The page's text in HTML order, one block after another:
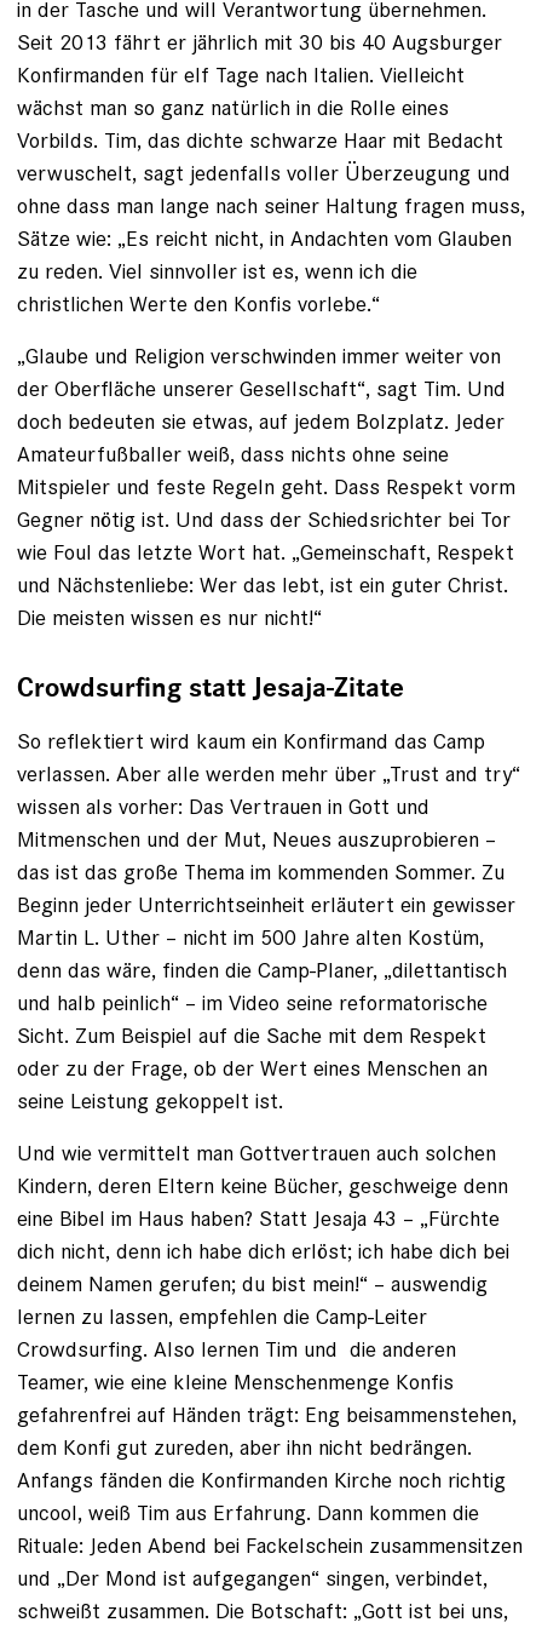
in der Tasche und will Verantwortung übernehmen.
Seit 2013 fährt er jährlich mit 30 bis 40 Augsburger
Konfirmanden für elf Tage nach Italien. Vielleicht
wächst man so ganz natürlich in die Rolle eines
Vorbilds. Tim, das dichte schwarze Haar mit Bedacht
verwuschelt, sagt jedenfalls voller Überzeugung und
ohne dass man lange nach seiner Haltung fragen muss,
Sätze wie: „Es reicht nicht, in Andachten vom Glauben
zu reden. Viel sinnvoller ist es, wenn ich die
christlichen Werte den Konfis vorlebe.“
„Glaube und Religion verschwinden immer weiter von
der Oberfläche unserer Gesellschaft“, sagt Tim. Und
doch bedeuten sie etwas, auf jedem Bolzplatz. Jeder
Amateurfußballer weiß, dass nichts ohne seine
Mitspieler und feste Regeln geht. Dass Respekt vorm
Gegner nötig ist. Und dass der Schiedsrichter bei Tor
wie Foul das letzte Wort hat. „Gemeinschaft, Respekt
und Nächstenliebe: Wer das lebt, ist ein guter Christ.
Die meisten wissen es nur nicht!“
Crowdsurfing statt Jesaja-Zitate
So reflektiert wird kaum ein Konfirmand das Camp
verlassen. Aber alle werden mehr über „Trust and try“
wissen als vorher: Das Vertrauen in Gott und
Mitmenschen und der Mut, Neues aus­zuprobieren –
das ist das große Thema im kommenden Sommer. Zu
Beginn jeder Unterrichtseinheit erläutert ein gewisser
Martin L. Uther – nicht im 500 Jahre alten Kostüm,
denn das wäre, finden die Camp-Planer, „dilettantisch
und halb peinlich“ – im Video seine ­reformatorische
Sicht. Zum Beispiel auf die Sache mit dem Respekt
oder zu der Frage, ob der Wert eines Menschen an
seine ­Leistung gekoppelt ist.
Und wie vermittelt man Gottvertrauen auch solchen
Kindern, deren Eltern keine Bücher, geschweige denn
eine Bibel im Haus haben? Statt ­Jesaja 43 – „Fürchte
dich nicht, denn ich habe dich erlöst; ich habe dich bei
deinem Namen gerufen; ­­du bist mein!“ – auswendig
lernen zu lassen, em­pfehlen die Camp-Leiter
Crowdsurfing. Also lernen Tim und die anderen
Teamer, wie eine kleine Menschenmenge Konfis
gefahrenfrei auf Händen trägt: Eng bei­sammenstehen,
dem Konfi gut zureden, aber ihn nicht bedrängen.
Anfangs fänden die Konfirmanden Kirche noch richtig
uncool, weiß Tim aus Erfahrung. Dann kommen die
Rituale: Jeden Abend bei Fackelschein zusammensitzen
und „Der Mond ist aufgegangen“ singen, verbindet,
schweißt zusammen. Die Botschaft: „Gott ist bei uns,